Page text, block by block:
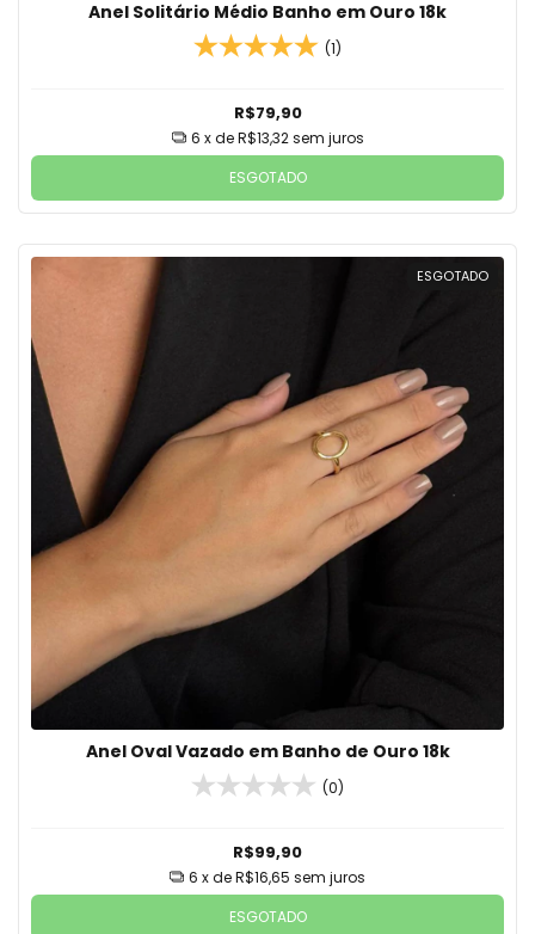
Anel Solitário Médio Banho em Ouro 18k
(1)
R$79,90
6 x deR$13,32 sem juros
ESGOTADO
ESGOTADO
Anel Oval Vazado em Banho de Ouro 18k
(0)
R$99,90
6 x deR$16,65 sem juros
ESGOTADO